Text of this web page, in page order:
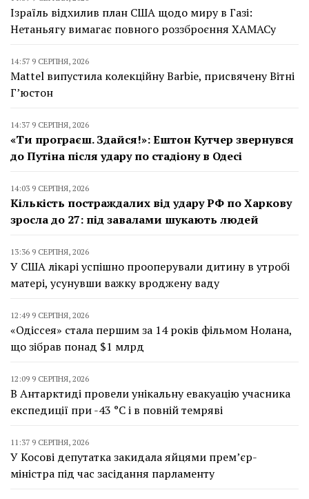
Ізраїль відхилив план США щодо миру в Газі:
Нетаньягу вимагає повного роззброєння ХАМАСу
14:57 9 СЕРПНЯ, 2026
Mattel випустила колекційну Barbie, присвячену Вітні
Г’юстон
14:37 9 СЕРПНЯ, 2026
«Ти програєш. Здайся!»: Ештон Кутчер звернувся
до Путіна після удару по стадіону в Одесі
14:03 9 СЕРПНЯ, 2026
Кількість постраждалих від удару РФ по Харкову
зросла до 27: під завалами шукають людей
13:36 9 СЕРПНЯ, 2026
У США лікарі успішно прооперували дитину в утробі
матері, усунувши важку вроджену ваду
12:49 9 СЕРПНЯ, 2026
«Одіссея» стала першим за 14 років фільмом Нолана,
що зібрав понад $1 млрд
12:09 9 СЕРПНЯ, 2026
В Антарктиді провели унікальну евакуацію учасника
експедиції при -43 °C і в повній темряві
11:37 9 СЕРПНЯ, 2026
У Косові депутатка закидала яйцями прем’єр-
міністра під час засідання парламенту